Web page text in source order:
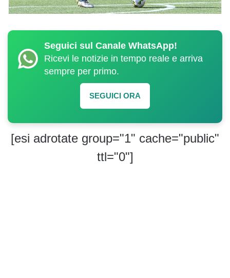
Seguici sul Canale WhatsApp!
Ricevi le notizie in tempo reale e arriva
sempre per primo.
SEGUICI ORA
[esi adrotate group="1" cache="public"
ttl="0"]